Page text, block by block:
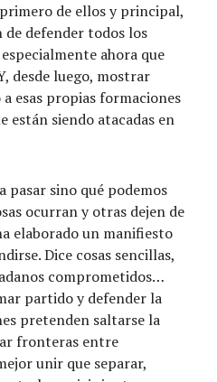
de ellos y principal,
de defender todos los
ahora que
desde luego, mostrar
esas propias formaciones
están siendo atacadas en
pasar sino qué podemos
ocurran y otras dejen de
elaborado un manifiesto
Dice cosas sencillas,
comprometidos…
partido y defender la
pretenden saltarse la
fronteras entre
unir que separar,